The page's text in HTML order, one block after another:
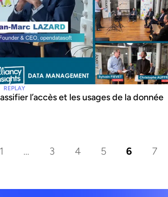
REPLAY
l’accès et les usages de la donnée
1 … 3 4 5 6 7